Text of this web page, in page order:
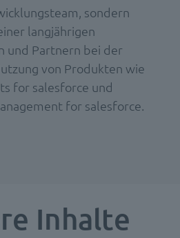
sondern
langjährigen
und Partnern bei der
von Produkten wie
for salesforce und
for salesforce.
Inhalte